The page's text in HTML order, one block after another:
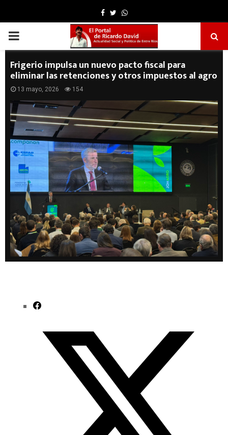
Facebook
TwitterWhatsapp
PRIMARY
MENU
Frigerio impulsa un nuevo pacto fiscal para
eliminar las retenciones y otros impuestos al agro
13 mayo, 2026 154